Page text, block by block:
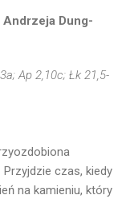
Dung-
Ap 2,10c; Łk 21,5-
Przyjdzie czas, kiedy
na kamieniu, który